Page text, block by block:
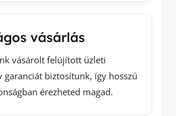
vásárlás
vásárolt felújított üzleti
garanciát biztosítunk, így hosszú
érezheted magad.